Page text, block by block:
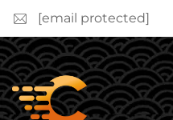
[email protected]